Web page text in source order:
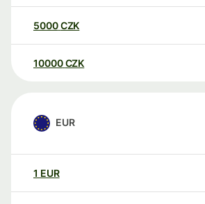
5000CZK
10000 CZK
EUR
1 EUR